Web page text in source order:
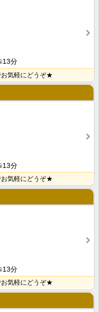
13分
お気軽にどうぞ★
13分
お気軽にどうぞ★
13分
お気軽にどうぞ★